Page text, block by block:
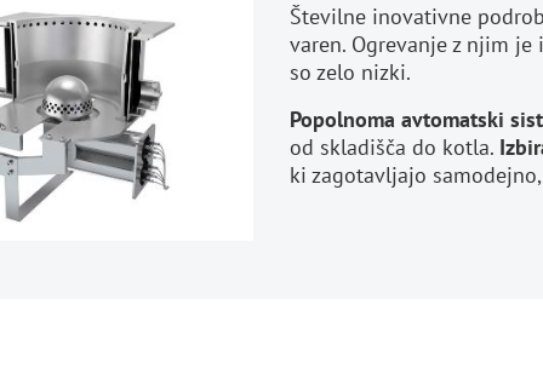
Številne inovativne
varen. Ogrevanje z njim
so zelo nizki.
Popolnoma avtomatski
od skladišča do kotla.
ki zagotavljajo